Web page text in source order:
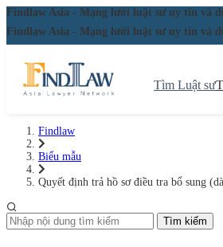
Findlaw Asia - Mạng lưới luật sư uy tín và
Findlaw Asia - Mạng lưới luật sư uy tín và
Tìm Luật sư
Findlaw
Biểu mẫu
Quyết định trả hồ sơ điều tra bổ sung
Tìm kiếm